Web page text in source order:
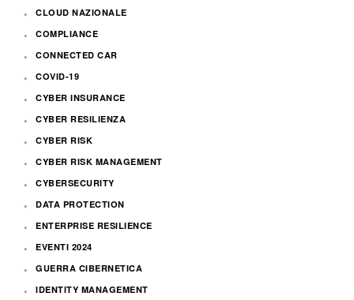
CLOUD NAZIONALE
COMPLIANCE
CONNECTED CAR
COVID-19
CYBER INSURANCE
CYBER RESILIENZA
CYBER RISK
CYBER RISK MANAGEMENT
CYBERSECURITY
DATA PROTECTION
ENTERPRISE RESILIENCE
EVENTI 2024
GUERRA CIBERNETICA
IDENTITY MANAGEMENT